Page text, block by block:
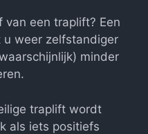
van een traplift? Een
weer zelfstandiger
minder
traplift wordt
als iets positiefs